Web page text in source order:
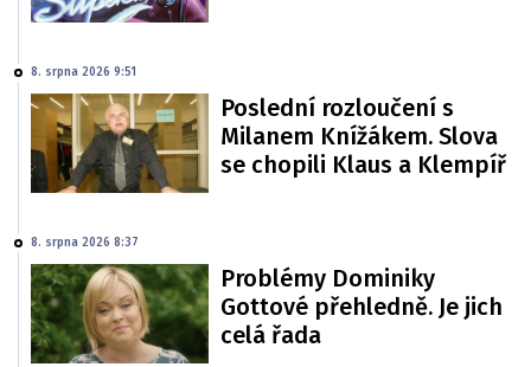
8. srpna 2026 9:51
Poslední rozloučení s
Milanem Knížákem. Slova
se chopili Klaus a Klempíř
8. srpna 2026 8:37
Problémy Dominiky
Gottové přehledně. Je jich
celá řada